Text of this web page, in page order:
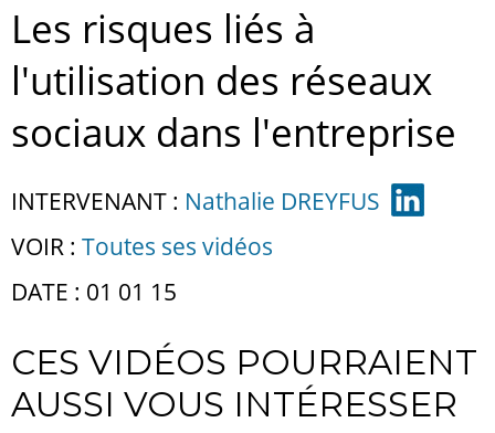
Les risques liés à
l'utilisation des réseaux
sociaux dans l'entreprise
INTERVENANT : Nathalie DREYFUS
VOIR : Toutes ses vidéos
DATE : 01 01 15
CES VIDÉOS POURRAIENT
AUSSI VOUS INTÉRESSER